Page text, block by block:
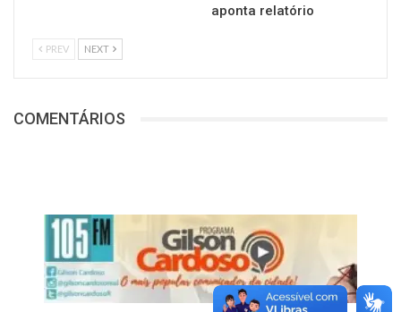
aponta relatório
PREV NEXT
COMENTÁRIOS